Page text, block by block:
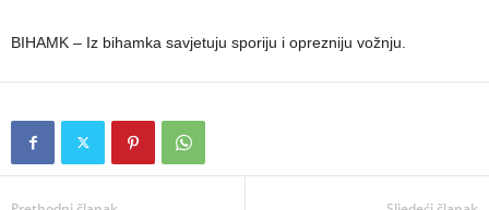
BIHAMK – Iz bihamka savjetuju sporiju i oprezniju vožnju.